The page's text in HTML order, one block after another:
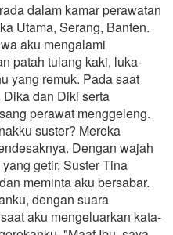
dalam kamar perawatan
Utama, Serang, Banten.
aku mengalami
patah tulang kaki, luka-
yang remuk. Pada saat
dan Diki serta
perawat menggeleng.
suster? Mereka
Dengan wajah
getir, Suster Tina
meminta aku bersabar.
dengan suara
aku mengeluarkan kata-